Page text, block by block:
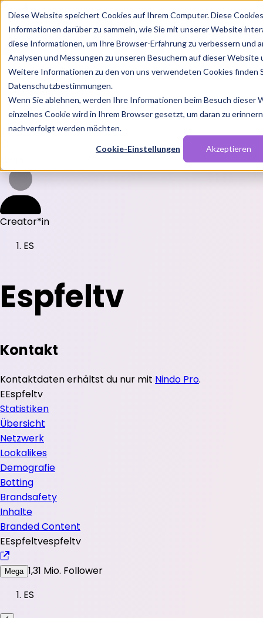
Diese Website speichert Cookies auf Ihrem Computer. Diese
Informationen darüber zu sammeln, wie Sie mit unserer Website
diese Informationen, um Ihre Browser-Erfahrung zu verbessern und
Analysen und Messungen zu unseren Besuchern auf dieser Website
Weitere Informationen zu den von uns verwendeten Cookies finden
Datenschutzbestimmungen.
Wenn Sie ablehnen, werden Ihre Informationen beim Besuch dieser
einzelnes Cookie wird in Ihrem Browser gesetzt, um daran zu
nachverfolgt werden möchten.
Cookie-Einstellungen Akzeptieren
Features
Solutions
BlogChartsRabatt CodesPakete
Creator*in
ES
Espfeltv
Kontakt
Kontaktdaten erhältst du nur mit Nindo Pro.
EEspfeltv
Statistiken
Übersicht
Netzwerk
Lookalikes
Demografie
Botting
Brandsafety
Inhalte
Branded Content
EEspfeltvespfeltv
Mega 1,31 Mio. Follower
ES